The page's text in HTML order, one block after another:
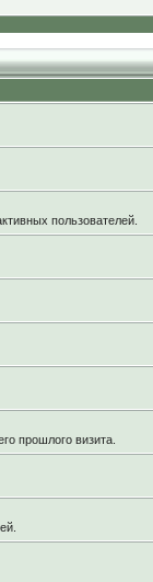
пользователей.
прошлого визита.